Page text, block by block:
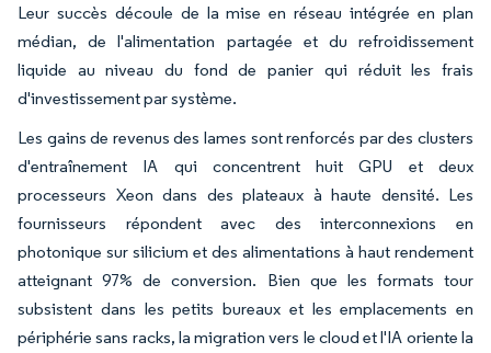
Leur succès découle de la mise en réseau intégrée en plan
médian, de l'alimentation partagée et du refroidissement
liquide au niveau du fond de panier qui réduit les frais
d'investissement par système.
Les gains de revenus des lames sont renforcés par des clusters
d'entraînement IA qui concentrent huit GPU et deux
processeurs Xeon dans des plateaux à haute densité. Les
fournisseurs répondent avec des interconnexions en
photonique sur silicium et des alimentations à haut rendement
atteignant 97% de conversion. Bien que les formats tour
subsistent dans les petits bureaux et les emplacements en
périphérie sans racks, la migration vers le cloud et l'IA oriente la